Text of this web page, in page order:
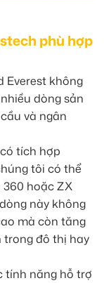
phù hợp
Everest không
dòng sản
và ngân
tích hợp
tôi có thể
360 hoặc ZX
này không
mà còn tăng
trong đô thị hay
tính năng hỗ trợ